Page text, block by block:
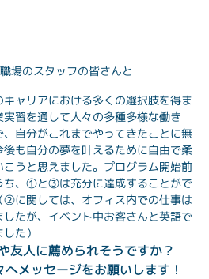
場のスタッフの皆さんと
ャリアにおける多くの選択肢を得ま
習を通して人々の多種多様な働き
自分がこれまでやってきたことに無
も自分の夢を叶えるために自由で柔
うと思えました。プログラム開始前
ち、①と③は充分に達成することがで
②に関しては、オフィス内での仕事は
たが、イベント中お客さんと英語で
た）
友人に薦められそうですか？
メッセージをお願いします！